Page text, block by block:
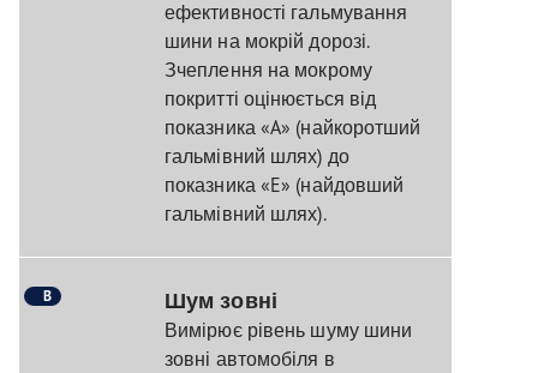
ефективності гальмування
шини на мокрій дорозі.
Зчеплення на мокрому
покритті оцінюється від
показника «A» (найкоротший
гальмівний шлях) до
показника «E» (найдовший
гальмівний шлях).
B Шум зовні
Вимірює рівень шуму шини
зовні автомобіля в